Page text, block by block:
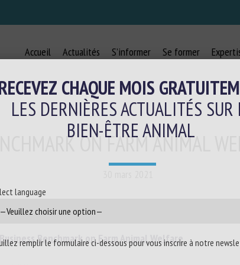
Accueil Actualités S’informer Se former
ON FARM ANIMAL
Business Benchmark on Farm Animal Welfare
CHAQUE MOIS
LES DERNIÈRES ACTUALITÉS SUR
BIEN-ÊTRE ANIMAL
language
remplir le formulaire ci-dessous pour vous inscrire à notre